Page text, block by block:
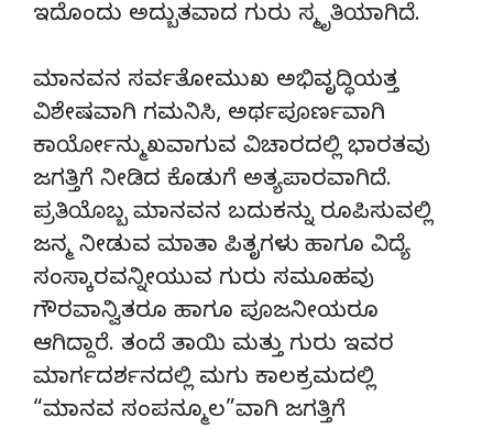
ಇದೊಂದು ಅದ್ಬುತವಾದ ಗುರು ಸ್ಮೃತಿಯಾಗಿದೆ.
ಮಾನವನ ಸರ್ವತೋಮುಖ ಅಭಿವೃದ್ಧಿಯತ್ತ
ವಿಶೇಷವಾಗಿ ಗಮನಿಸಿ, ಅರ್ಥಪೂರ್ಣವಾಗಿ
ಕಾರ್ಯೋನ್ಮುಖವಾಗುವ ವಿಚಾರದಲ್ಲಿ ಭಾರತವು
ಜಗತ್ತಿಗೆ ನೀಡಿದ ಕೊಡುಗೆ ಅತ್ಯಪಾರವಾಗಿದೆ.
ಪ್ರತಿಯೊಬ್ಬ ಮಾನವನ ಬದುಕನ್ನು ರೂಪಿಸುವಲ್ಲಿ
ಜನ್ಮ ನೀಡುವ ಮಾತಾ ಪಿತೃಗಳು ಹಾಗೂ ವಿದ್ಯೆ
ಸಂಸ್ಕಾರವನ್ನೀಯುವ ಗುರು ಸಮೂಹವು
ಗೌರವಾನ್ವಿತರೂ ಹಾಗೂ ಪೂಜನೀಯರೂ
ಆಗಿದ್ದಾರೆ. ತಂದೆ ತಾಯಿ ಮತ್ತು ಗುರು ಇವರ
ಮಾರ್ಗದರ್ಶನದಲ್ಲಿ ಮಗು ಕಾಲಕ್ರಮದಲ್ಲಿ
“ಮಾನವ ಸಂಪನ್ಮೂಲ”ವಾಗಿ ಜಗತ್ತಿಗೆ